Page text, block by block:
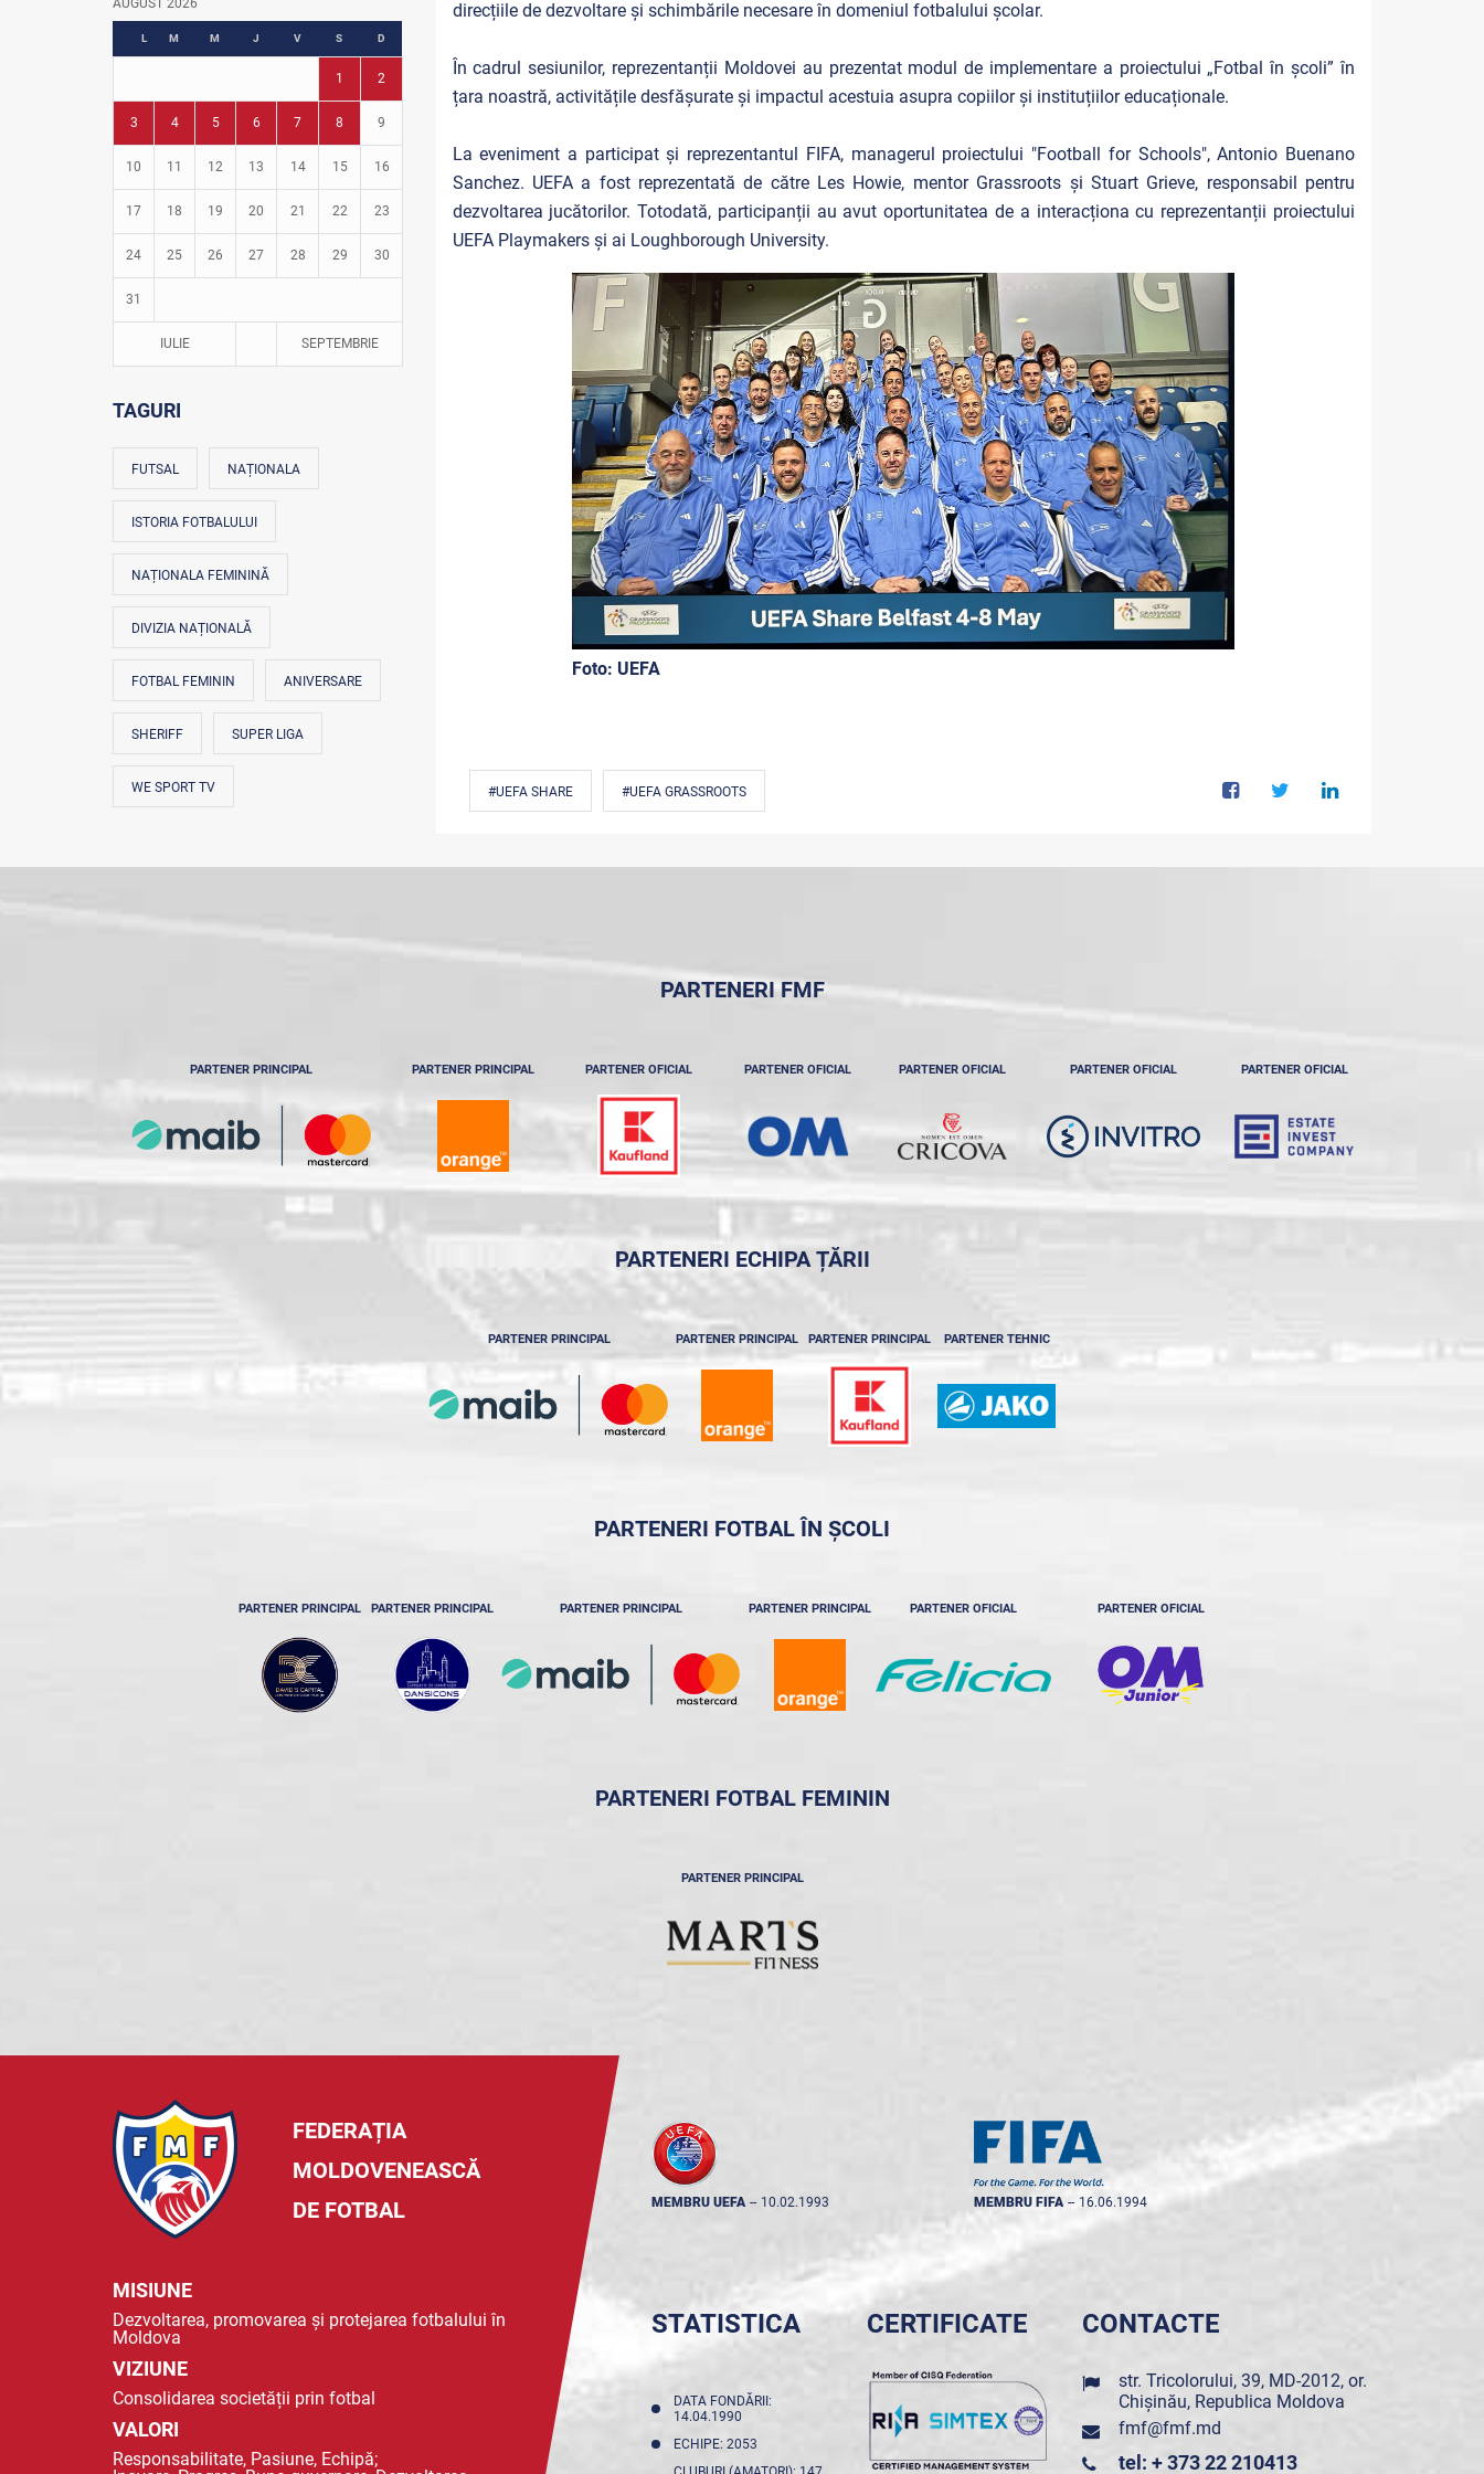
Fotbal în grădinițe
AUGUST 2026
L M M J V S D
1 2
3 4 5 6 7 8 9
10 11 12 13 14 15 16
17 18 19 20 21 22 23
24 25 26 27 28 29 30
31
IULIE SEPTEMBRIE
TAGURI
FUTSAL NAȚIONALA
ISTORIA FOTBALULUI
NAȚIONALA FEMININĂ
DIVIZIA NAȚIONALĂ
FOTBAL FEMININ ANIVERSARE
SHERIFF SUPER LIGA
WE SPORT TV
direcțiile de dezvoltare și schimbările necesare în domeniul fotbalului școlar.
În cadrul sesiunilor, reprezentanții Moldovei au prezentat modul de implementare a proiectului „Fotbal în școli” în
țara noastră, activitățile desfășurate și impactul acestuia asupra copiilor și instituțiilor educaționale.
La eveniment a participat și reprezentantul FIFA, managerul proiectului "Football for Schools", Antonio Buenano
Sanchez. UEFA a fost reprezentată de către Les Howie, mentor Grassroots și Stuart Grieve, responsabil pentru
dezvoltarea jucătorilor. Totodată, participanții au avut oportunitatea de a interacționa cu reprezentanții proiectului
UEFA Playmakers și ai Loughborough University.
Foto: UEFA
#UEFA SHARE #UEFA GRASSROOTS
PARTENERI FMF
PARTENER PRINCIPAL PARTENER PRINCIPAL PARTENER OFICIAL PARTENER OFICIAL PARTENER OFICIAL PARTENER OFICIAL PARTENER OFICIAL
PARTENERI ECHIPA ȚĂRII
PARTENER PRINCIPAL PARTENER PRINCIPAL PARTENER PRINCIPAL PARTENER TEHNIC
PARTENERI FOTBAL ÎN ȘCOLI
PARTENER PRINCIPAL PARTENER PRINCIPAL PARTENER PRINCIPAL PARTENER PRINCIPAL PARTENER OFICIAL PARTENER OFICIAL
PARTENERI FOTBAL FEMININ
PARTENER PRINCIPAL
FEDERAȚIA
MOLDOVENEASCĂ
DE FOTBAL
MISIUNE
Dezvoltarea, promovarea și protejarea fotbalului în
Moldova
VIZIUNE
Consolidarea societății prin fotbal
VALORI
Responsabilitate, Pasiune, Echipă;
MEMBRU UEFA -- 10.02.1993 MEMBRU FIFA -- 16.06.1994
STATISTICA
DATA FONDĂRII:
14.04.1990
ECHIPE: 2053
CERTIFICATE CONTACTE
str. Tricolorului, 39, MD-2012, or.
Chișinău, Republica Moldova
fmf@fmf.md
tel: + 373 22 210413